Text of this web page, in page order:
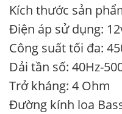
Kích thước sản
Điện áp sử dụng:
Công suất tối đa:
Dải tần số: 40Hz-
Trở kháng: 4 Ohm
Đường kính loa